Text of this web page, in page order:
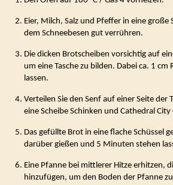
Eier, Milch, Salz und Pfeffer in eine große
dem Schneebesen gut verrühren.
Die dicken Brotscheiben vorsichtig auf
um eine Tasche zu bilden. Dabei ca. 1 cm
lassen.
Verteilen Sie den Senf auf einer Seite der
eine Scheibe Schinken und Cathedral
Das gefüllte Brot in eine flache Schüssel
darüber gießen und 5 Minuten stehen
Eine Pfanne bei mittlerer Hitze erhitzen,
hinzufügen, um den Boden der Pfanne